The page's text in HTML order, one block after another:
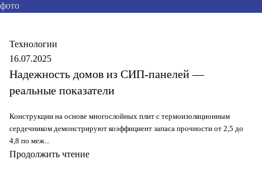
Технологии
16.07.2025
Надежность домов из СИП-панелей —
реальные показатели
Конструкции на основе многослойных плит с термоизоляционным
сердечником демонстрируют коэффициент запаса прочности от 2,5 до
4,8 по меж...
Продолжить чтение